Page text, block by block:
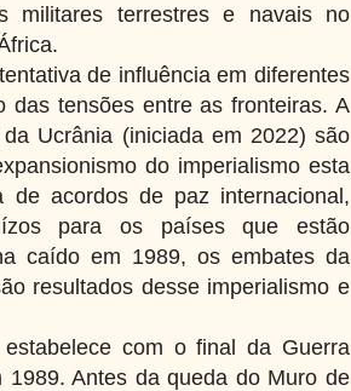
militares terrestres e navais no
de influência em diferentes
das tensões entre as fronteiras. A
Ucrânia (iniciada em 2022) são
do imperialismo esta
de acordos de paz internacional,
para os países que estão
caído em 1989, os embates da
resultados desse imperialismo e
com o final da Guerra
Antes da queda do Muro de